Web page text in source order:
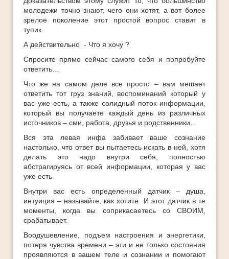
молодежи точно знают, чего они хотят, а вот более
зрелое поколение этот простой вопрос ставит в
тупик.
А действительно - Что я хочу ?
Спросите прямо сейчас самого себя и попробуйте
ответить…
Что же на самом деле все просто – вам мешает
ответить тот груз знаний, воспоминаний который у
вас уже есть, а также солидный поток информации,
который вы получаете каждый день из различных
источников – сми, работа, друзья и родственники…
Вся эта левая инфа забивает ваше сознание
настолько, что ответ вы пытаетесь искать в ней, хотя
делать это надо внутри себя, полностью
абстрагируясь от всей информации, которая у вас
уже есть.
Внутри вас есть определенный датчик – душа,
интуиция – называйте, как хотите. И этот датчик в те
моменты, когда вы соприкасаетесь со СВОИМ,
срабатывает.
Воодушевление, подъем настроения и энергетики,
потеря чувства времени – эти и не только состояния
проявляются в вашем теле и сознании и помогают